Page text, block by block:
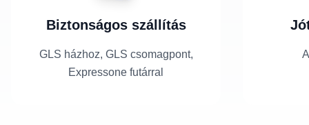
Biztonságos szállítás
GLS házhoz, GLS csomagpont,
Expressone futárral